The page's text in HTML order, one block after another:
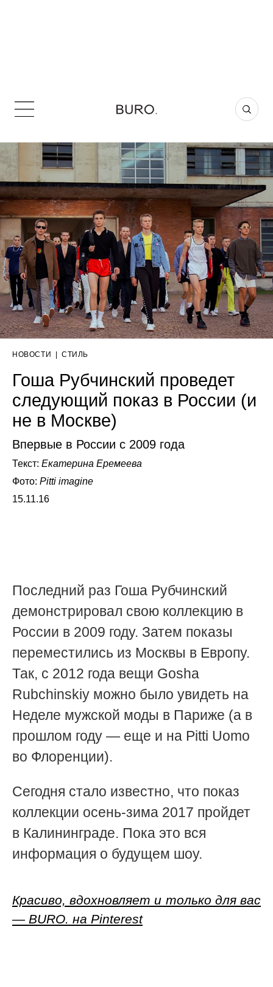
НОВОСТИ СТИЛЬ
Гоша Рубчинский проведет
следующий показ в России (и
не в Москве)
Впервые в России с 2009 года
Текст: Екатерина Еремеева
Фото: Pitti imagine
15.11.16
Последний раз Гоша Рубчинский
демонстрировал свою коллекцию в
России в 2009 году. Затем показы
переместились из Москвы в Европу.
Так, с 2012 года вещи Gosha
Rubchinskiy можно было увидеть на
Неделе мужской моды в Париже (а в
прошлом году — еще и на Pitti Uomo
во Флоренции).
Сегодня стало известно, что показ
коллекции осень-зима 2017 пройдет
в Калининграде. Пока это вся
информация о будущем шоу.
Красиво, вдохновляет и только для вас
— BURO. на Pinterest